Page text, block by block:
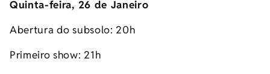
Quinta-feira, 26 de Janeiro
Abertura do subsolo: 20h
Primeiro show: 21h